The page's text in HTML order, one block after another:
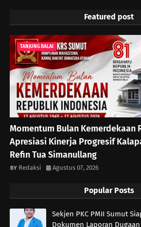
Featured post
TANJUNG BALAI
Momentum Bulan Kemerdekaan
Apresiasi Kinerja Progresif
Refin Tua Simanullang
Redaksi Agustus 07, 2026
Popular Posts
Sekjen PKC PMII Sumut
Dokumen Laporan